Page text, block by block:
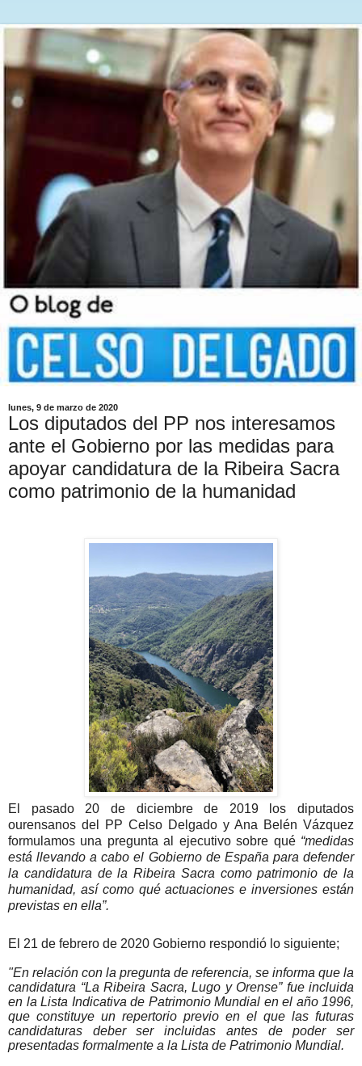
lunes, 9 de marzo de 2020
Los diputados del PP nos interesamos
ante el Gobierno por las medidas para
apoyar candidatura de la Ribeira Sacra
como patrimonio de la humanidad
El pasado 20 de diciembre de 2019 los diputados
ourensanos del PP Celso Delgado y Ana Belén Vázquez
formulamos una pregunta al ejecutivo sobre qué “medidas
está llevando a cabo el Gobierno de España para defender
la candidatura de la Ribeira Sacra como patrimonio de la
humanidad, así como qué actuaciones e inversiones están
previstas en ella”.
El 21 de febrero de 2020 Gobierno respondió lo siguiente;
"En relación con la pregunta de referencia, se informa que la
candidatura “La Ribeira Sacra, Lugo y Orense” fue incluida
en la Lista Indicativa de Patrimonio Mundial en el año 1996,
que constituye un repertorio previo en el que las futuras
candidaturas deber ser incluidas antes de poder ser
presentadas formalmente a la Lista de Patrimonio Mundial.